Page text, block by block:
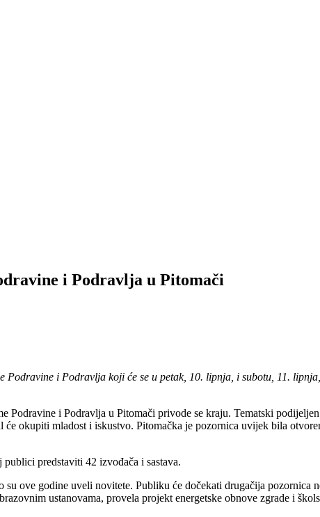
i Podravlja u Pitomači
Podravine i Podravlja koji će se u petak, 10. lipnja, i subotu, 11.
Podravine i Podravlja u Pitomači privode se kraju. Tematski
okupiti mladost i iskustvo. Pitomačka je pozornica uvijek bila
predstaviti 42 izvođača i sastava.
su ove godine uveli novitete. Publiku će dočekati drugačija
ustanovama, provela projekt energetske obnove zgrade i